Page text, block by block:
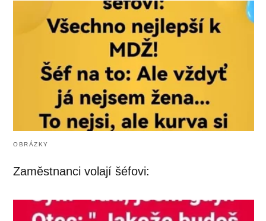
OBRÁZKY
Zaměstnanci volají šéfovi: